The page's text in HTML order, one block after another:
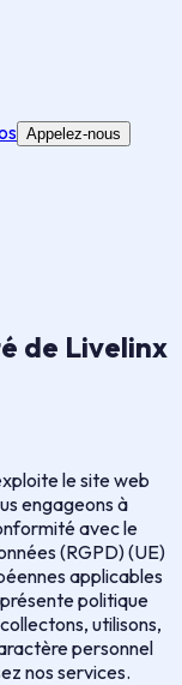
Appelez-nous
de Livelinx
le site web
engageons à
avec le
(RGPD) (UE)
applicables
politique
utilisons,
personnel
nos services.